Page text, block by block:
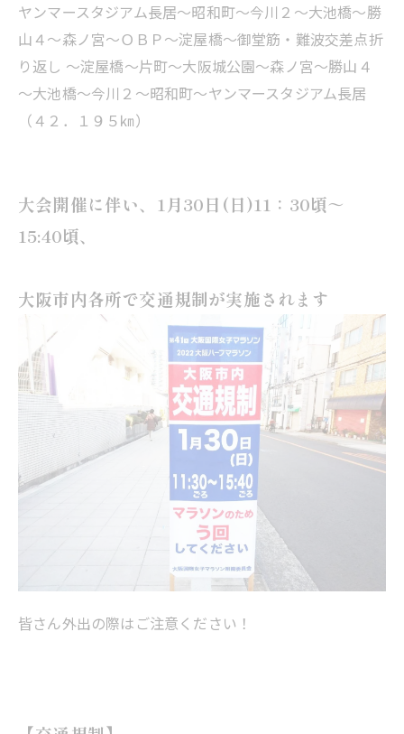
ヤンマースタジアム長居～昭和町～今川２～大池橋～勝
山４～森ノ宮～ＯＢＰ～淀屋橋～御堂筋・難波交差点折
り返し ～淀屋橋～片町～大阪城公園～森ノ宮～勝山４
～大池橋～今川２～昭和町～ヤンマースタジアム長居
（４２．１９５㎞）
大会開催に伴い、1月30日(日)11：30頃～
15:40頃、
大阪市内各所で交通規制が実施されます
皆さん外出の際はご注意ください！